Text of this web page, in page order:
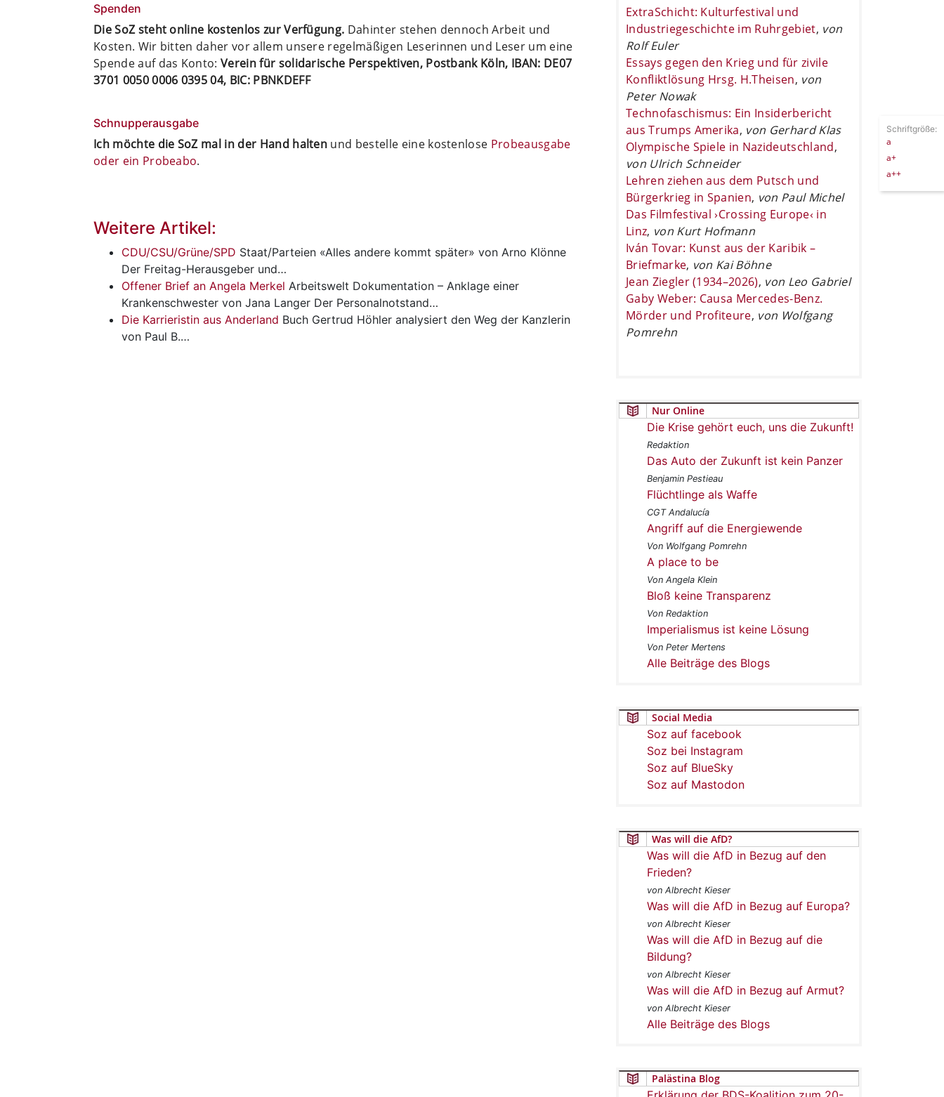
Spenden
Die SoZ steht online kostenlos zur Verfügung. Dahinter stehen dennoch Arbeit und
Kosten. Wir bitten daher vor allem unsere regelmäßigen Leserinnen und Leser um eine
Spende auf das Konto:Verein für solidarische Perspektiven, Postbank Köln, IBAN: DE07
3701 0050 0006 0395 04, BIC: PBNKDEFF
Schnupperausgabe
Ich möchte die SoZ mal in der Hand halten und bestelle eine kostenlose Probeausgabe
oder ein Probeabo.
Weitere Artikel:
CDU/CSU/Grüne/SPD Staat/Parteien «Alles andere kommt später» von Arno Klönne
Der Freitag-Herausgeber und…
Offener Brief an Angela Merkel Arbeitswelt Dokumentation – Anklage einer
Krankenschwester von Jana Langer Der Personalnotstand…
Die Karrieristin aus Anderland Buch Gertrud Höhler analysiert den Weg der Kanzlerin
von Paul B.…
ExtraSchicht: Kulturfestival und
Industriegeschichte im Ruhrgebiet, von
Rolf Euler
Essays gegen den Krieg und für zivile
Konfliktlösung Hrsg. H.Theisen, von
Peter Nowak
Technofaschismus: Ein Insiderbericht
aus Trumps Amerika, von Gerhard Klas
Olympische Spiele in Nazideutschland,
von Ulrich Schneider
Lehren ziehen aus dem Putsch und
Bürgerkrieg in Spanien, von Paul Michel
Das Filmfestival ›Crossing Europe‹ in
Linz, von Kurt Hofmann
Iván Tovar: Kunst aus der Karibik –
Briefmarke, von Kai Böhne
Jean Ziegler (1934–2026), von Leo Gabriel
Gaby Weber: Causa Mercedes-Benz.
Mörder und Profiteure, von Wolfgang
Pomrehn
Nur Online
Die Krise gehört euch, uns die Zukunft!
Redaktion
Das Auto der Zukunft ist kein Panzer
Benjamin Pestieau
Flüchtlinge als Waffe
CGT Andalucía
Angriff auf die Energiewende
Von Wolfgang Pomrehn
A place to be
Von Angela Klein
Bloß keine Transparenz
Von Redaktion
Imperialismus ist keine Lösung
Von Peter Mertens
Alle Beiträge des Blogs
Social Media
Soz auf facebook
Soz bei Instagram
Soz auf BlueSky
Soz auf Mastodon
Was will die AfD?
Was will die AfD in Bezug auf den
Frieden?
von Albrecht Kieser
Was will die AfD in Bezug auf Europa?
von Albrecht Kieser
Was will die AfD in Bezug auf die
Bildung?
von Albrecht Kieser
Was will die AfD in Bezug auf Armut?
von Albrecht Kieser
Alle Beiträge des Blogs
Palästina Blog
Schriftgröße:
a
a+
a++